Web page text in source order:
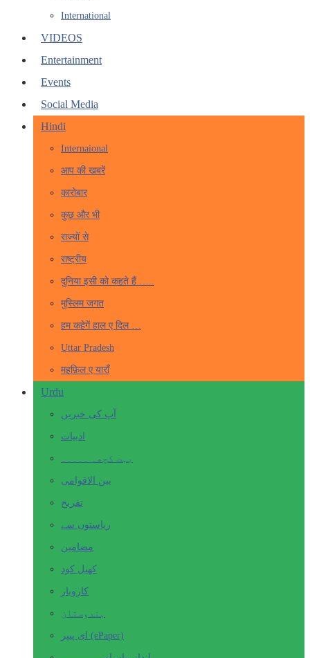
International
VIDEOS
Entertainment
Events
Social Media
Hindi
Internaional
आप की खबरें
कारोबार
कुछ और भी
राज्यों से
राष्ट्रीय
दुनिया इसी को कहते हैं …..
मुस्लिम जगत
हम कहेगें हाल ए दिल …
Uttar Pradesh
महफ़िल ए याराँ
Urdu
آپ کی خبریں
ادبیات
بہت کچھ۔ ۔۔۔۔۔
بین الاقوامی
تفریح
ریاستوں سے
مضامین
کھیل کود
کاروبار
ہندوستان
ای پیپر (ePaper)